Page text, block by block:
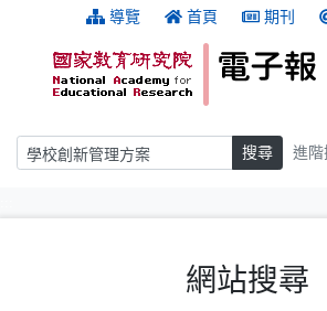
跳到主要內容 導覽 首頁 期刊
搜尋 搜尋 進階
網站搜尋